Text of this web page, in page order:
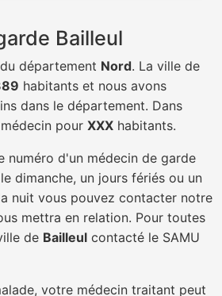
Bailleul
département Nord. La ville de
habitants et nous avons
dans le département. Dans
pour XXX habitants.
numéro d'un médecin de garde
dimanche, un jours fériés ou un
nuit vous pouvez contacter notre
mettra en relation. Pour toutes
de Bailleul contacté le SAMU
votre médecin traitant peut